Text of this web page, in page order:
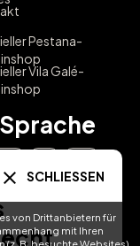
von Drittanbietern für
mit Ihren
B. besuchte Websites).
Pestana-
Vila Galé-
FR
SCHLIESSEN